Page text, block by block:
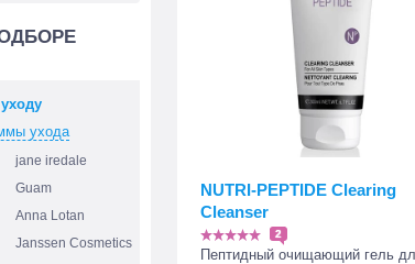
NUTRI-PEPTIDE Clearing
Cleanser
2
Пептидный очищающий гель
ухода
jane iredale
Guam
Anna Lotan
Janssen Cosmetics